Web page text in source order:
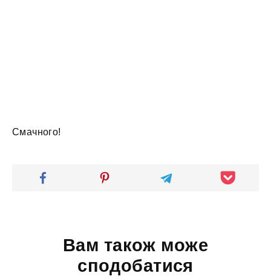
Смачного!
Вам також може
сподобатися